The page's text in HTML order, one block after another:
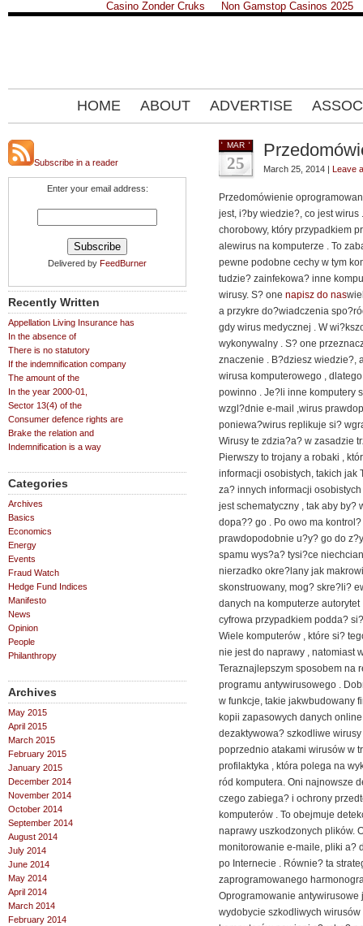
Casino Zonder Cruks Non Gamstop Casinos 2025
HOME ABOUT ADVERTISE
Subscribe in a reader
Enter your email address:
Delivered by FeedBurner
Recently Written
Appellation Living Insurance has
In the absence of
There is no statutory
If the indemnification company
The amount of the
In the year 2000-01,
Sector 13(4) of the
Consumer defence rights are
Brake the relation and
Indemnification is a way
Categories
Archives
Basics
Economics
Energy
Events
Fraud Watch
Hedge Fund Indices
Manifesto
News
Opinion
People
Philanthropy
Archives
May 2015
April 2015
March 2015
February 2015
January 2015
December 2014
November 2014
October 2014
September 2014
August 2014
July 2014
June 2014
May 2014
April 2014
March 2014
February 2014
MAR
25 March 25, 2014 | Leave
Przedomówienie
jest, i?by wiedzie?, co jest
chorobowy, który przypadkiem
alewirus na komputerze . To
pewne podobne cechy w tym
tudzie? zainfekowa? inne
wirusy. S? one napisz do nas
a przykre do?wiadczenia
gdy wirus medycznej . W
wykonywalny . S? one
znaczenie . B?dziesz wiedzie?,
wirusa komputerowego ,
powinno . Je?li inne komputery
wzgl?dnie e-mail ,wirus
poniewa?wirus replikuje si?
Wirusy te zdzia?a? w zasadzie
Pierwszy to trojany a robaki ,
informacji osobistych, takich jak
za? innych informacji
jest schematyczny , tak aby
dopa?? go . Po owo ma
prawdopodobnie u?y? go do
spamu wys?a? tysi?ce
nierzadko okre?lany jak
skonstruowany, mog? skre?li?
danych na komputerze
cyfrowa przypadkiem podda?
Wiele komputerów , które si?
nie jest do naprawy , natomiast
Teraznajlepszym sposobem na
programu antywirusowego .
w funkcje, takie jakwbudowany
kopii zapasowych danych
dezaktywowa? szkodliwe
poprzednio atakami wirusów w
profilaktyka , która polega na
ród komputera. Oni najnowsze
czego zabiega? i ochrony
komputerów . To obejmuje
naprawy uszkodzonych plików.
monitorowanie e-maile, pliki a?
po Internecie . Równie? ta
zaprogramowanego
Oprogramowanie
wydobycie szkodliwych